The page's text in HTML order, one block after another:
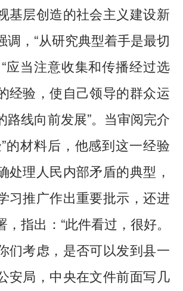
基层创造的社会主义建设新
调，“从研究典型着手是最切
应当注意收集和传播经过选
经验，使自己领导的群众运
路线向前发展”。当审阅完介
的材料后，他感到这一经验
处理人民内部矛盾的典型，
习推广作出重要批示，还进
指出：“此件看过，很好。
们考虑，是否可以发到县一
安局，中央在文件前面写几